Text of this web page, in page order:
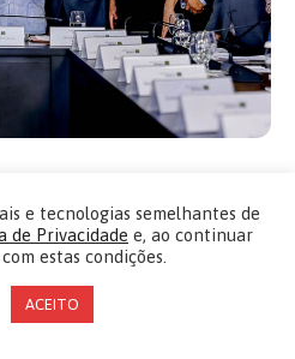
agora é lei; Lula pede
e apoio aos autônomos
e tecnologias semelhantes de
de Privacidade e, ao continuar
estas condições.
ACEITO